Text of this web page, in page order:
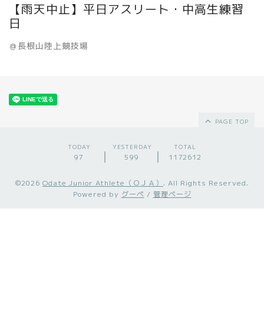
【雨天中止】平日アスリート・中高生練習
日
＠長根山陸上競技場
PAGE TOP
TODAY
97
YESTERDAY
599
TOTAL
1172612
©2026 Odate Junior Athlete（ＯＪＡ） . All Rights Reserved.
Powered by グーペ / 管理ページ